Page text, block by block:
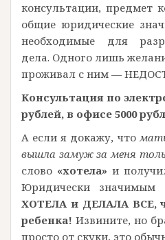
консультации, предмет
общие юридические
необходимые для
дела. Одного лишь
проживал с ним —
Консультация по
рублей, в офисе 5000
А если я докажу, что
вышла замуж за меня
слово «хотела» и
Юридически значимым
ХОТЕЛА и ДЕЛАЛА ВСЕ,
ребенка! Извините, но
просто от скуки, это